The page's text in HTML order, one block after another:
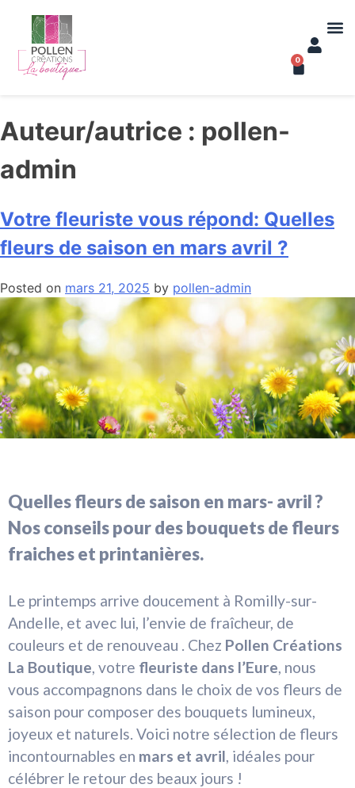
0
Auteur/autrice : pollen-
admin
Votre fleuriste vous répond: Quelles
fleurs de saison en mars avril ?
Posted on mars 21, 2025 by pollen-admin
Quelles fleurs de saison en mars- avril ?
Nos conseils pour des bouquets de fleurs
fraiches et printanières.
Le printemps arrive doucement à Romilly-sur-
Andelle, et avec lui, l’envie de fraîcheur, de
couleurs et de renouveau . Chez Pollen Créations
La Boutique, votre fleuriste dans l’Eure, nous
vous accompagnons dans le choix de vos fleurs de
saison pour composer des bouquets lumineux,
joyeux et naturels. Voici notre sélection de fleurs
incontournables en mars et avril, idéales pour
célébrer le retour des beaux jours !